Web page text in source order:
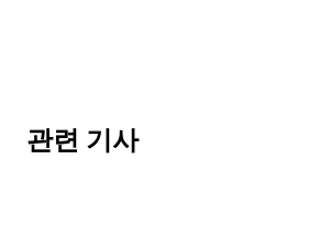
관련 기사